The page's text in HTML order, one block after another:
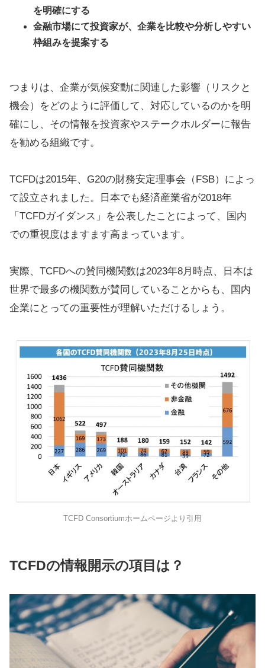
を明確にする
金融市場にて投資家が、企業を比較や分析しやすい
枠組みを提案する
つまりは、企業が気候変動に関連した影響（リスクと
機会）をどのように評価して、対応しているのかを明
確にし、その情報を投資家やステークホルダーに報告
を勧める組織です。
TCFDは2015年、G20の財務安定理事会（FSB）によっ
て設立されました。日本でも経済産業省が2018年
「TCFDガイダンス」を公表したことによって、国内
での重視度はますます高まっています。
実際、TCFDへの賛同機関数は2023年8月時点、日本は
世界で最多の機関数が賛同していることからも、国内
企業にとっての重要性が理解いただけるしょう。
TCFD Consortiumホームページより引用
TCFDの情報開示の項目は？